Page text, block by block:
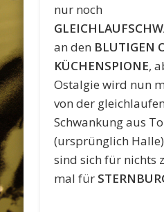
nur noch
an den BLUTIGEN
KÜCHENSPIONE,
Ostalgie wird nun
von der
Schwankung aus
(ursprünglich
sind sich für nichts
mal für